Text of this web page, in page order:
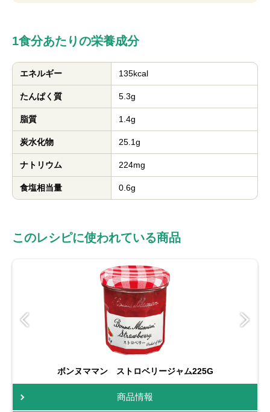
1食分あたりの栄養成分
エネルギー 135kcal
たんぱく質 5.3g
脂質 1.4g
炭水化物 25.1g
ナトリウム 224mg
食塩相当量 0.6g
このレシピに使われている商品
ボンヌママン ストロベリージャム225G
商品情報